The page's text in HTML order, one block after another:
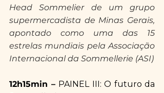
Head Sommelier de um grupo
supermercadista de Minas Gerais,
apontado como uma das 15
estrelas mundiais pela Associação
Internacional da Sommellerie (ASI)
12h15min – PAINEL III: O futuro da